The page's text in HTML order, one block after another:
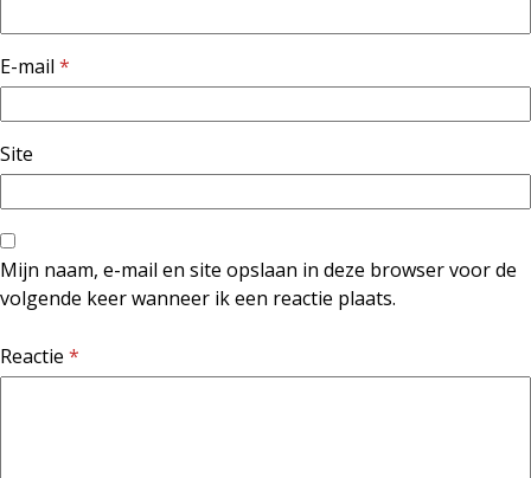
E-mail *
Site
Mijn naam, e-mail en site opslaan in deze browser voor de
volgende keer wanneer ik een reactie plaats.
Reactie *